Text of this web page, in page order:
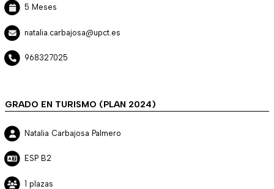
5 Meses
natalia.carbajosa@upct.es
968327025
GRADO EN TURISMO (PLAN 2024)
Natalia Carbajosa Palmero
ESP B2
1 plazas